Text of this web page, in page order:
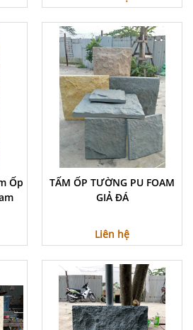
Ốp
TẤM ỐP TƯỜNG PU FOAM
GIẢ ĐÁ
Liên hệ